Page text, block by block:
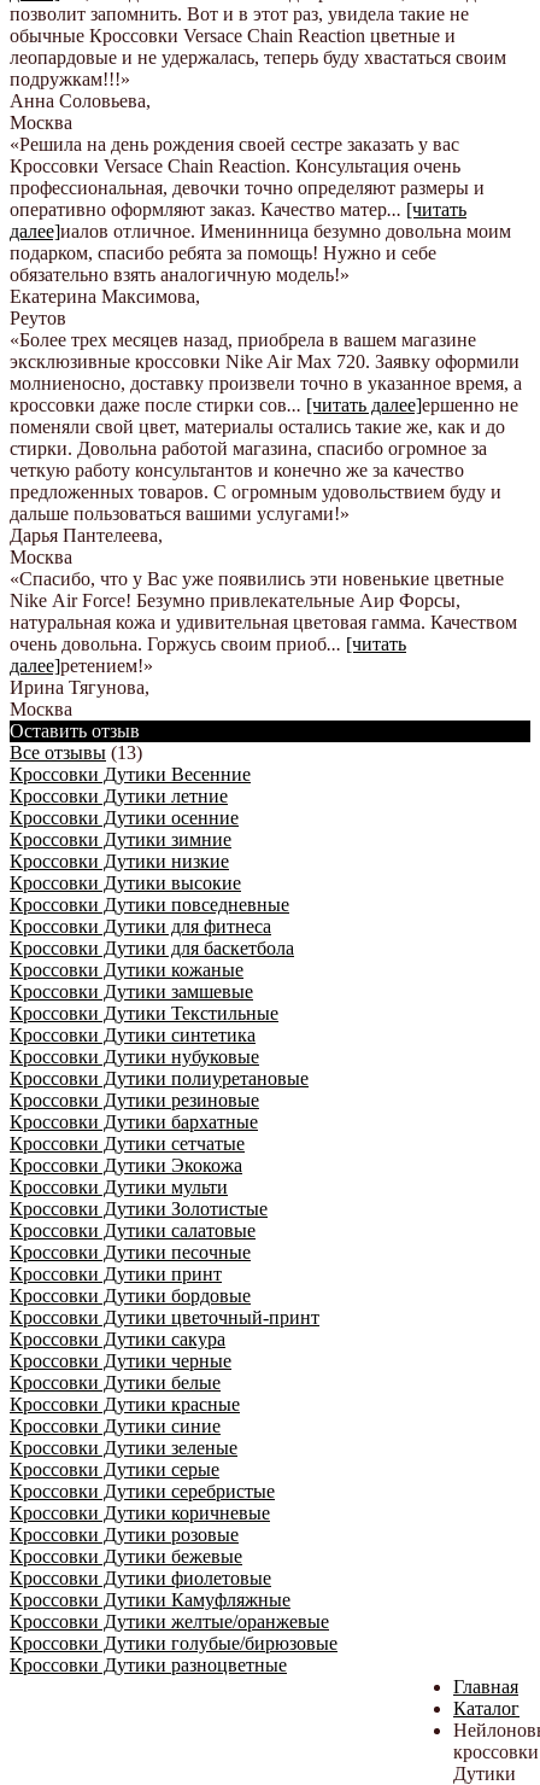
позволит запомнить. Вот и в этот раз, увидела такие не
обычные Кроссовки Versace Chain Reaction цветные и
леопардовые и не удержалась, теперь буду хвастаться своим
подружкам!!!»
Анна Соловьева,
Москва
«Решила на день рождения своей сестре заказать у вас
Кроссовки Versace Chain Reaction. Консультация очень
профессиональная, девочки точно определяют размеры и
оперативно оформляют заказ. Качество матер... [читать
далее]иалов отличное. Именинница безумно довольна моим
подарком, спасибо ребята за помощь! Нужно и себе
обязательно взять аналогичную модель!»
Екатерина Максимова,
Реутов
«Более трех месяцев назад, приобрела в вашем магазине
эксклюзивные кроссовки Nike Air Max 720. Заявку оформили
молниеносно, доставку произвели точно в указанное время, а
кроссовки даже после стирки сов... [читать далее]ершенно не
поменяли свой цвет, материалы остались такие же, как и до
стирки. Довольна работой магазина, спасибо огромное за
четкую работу консультантов и конечно же за качество
предложенных товаров. С огромным удовольствием буду и
дальше пользоваться вашими услугами!»
Дарья Пантелеева,
Москва
«Спасибо, что у Вас уже появились эти новенькие цветные
Nike Аir Force! Безумно привлекательные Аир Форсы,
натуральная кожа и удивительная цветовая гамма. Качеством
очень довольна. Горжусь своим приоб... [читать
далее]ретением!»
Ирина Тягунова,
Москва
Оставить отзыв
Все отзывы (13)
Кроссовки Дутики Весенние
Кроссовки Дутики летние
Кроссовки Дутики осенние
Кроссовки Дутики зимние
Кроссовки Дутики низкие
Кроссовки Дутики высокие
Кроссовки Дутики повседневные
Кроссовки Дутики для фитнеса
Кроссовки Дутики для баскетбола
Кроссовки Дутики кожаные
Кроссовки Дутики замшевые
Кроссовки Дутики Текстильные
Кроссовки Дутики синтетика
Кроссовки Дутики нубуковые
Кроссовки Дутики полиуретановые
Кроссовки Дутики резиновые
Кроссовки Дутики бархатные
Кроссовки Дутики сетчатые
Кроссовки Дутики Экокожа
Кроссовки Дутики мульти
Кроссовки Дутики Золотистые
Кроссовки Дутики салатовые
Кроссовки Дутики песочные
Кроссовки Дутики принт
Кроссовки Дутики бордовые
Кроссовки Дутики цветочный-принт
Кроссовки Дутики сакура
Кроссовки Дутики черные
Кроссовки Дутики белые
Кроссовки Дутики красные
Кроссовки Дутики синие
Кроссовки Дутики зеленые
Кроссовки Дутики серые
Кроссовки Дутики серебристые
Кроссовки Дутики коричневые
Кроссовки Дутики розовые
Кроссовки Дутики бежевые
Кроссовки Дутики фиолетовые
Кроссовки Дутики Камуфляжные
Кроссовки Дутики желтые/оранжевые
Кроссовки Дутики голубые/бирюзовые
Кроссовки Дутики разноцветные
Главная
Каталог
кроссовки
Дутики